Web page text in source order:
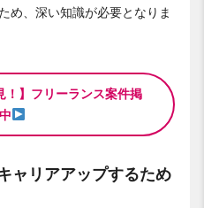
め、深い知識が必要となりま
！】フリーランス案件掲
ャリアアップするため